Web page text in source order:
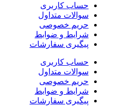
حساب کاربری
سوالات متداول
حریم خصوصی
شرایط و ضوابط
پیگیری سفارشات
حساب کاربری
سوالات متداول
حریم خصوصی
شرایط و ضوابط
پیگیری سفارشات